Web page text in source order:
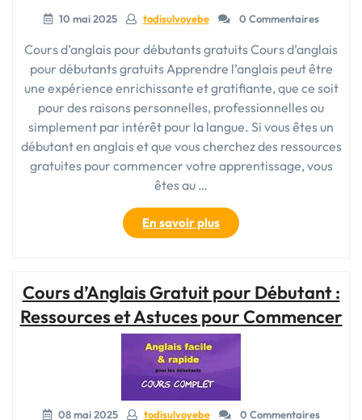
l’apprentissage »
10 mai 2025 todisulvoyebe 0 Commentaires
Cours d’anglais pour débutants gratuits Cours d’anglais
pour débutants gratuits Apprendre l’anglais peut être
une expérience enrichissante et gratifiante, que ce soit
pour des raisons personnelles, professionnelles ou
simplement par intérêt pour la langue. Si vous êtes un
débutant en anglais et que vous cherchez des ressources
gratuites pour commencer votre apprentissage, vous
êtes au …
En savoir plus« Cours
d’anglais
:
Ressources
gratuites
Cours d’Anglais Gratuit pour Débutant :
Ressources et Astuces pour Commencer
08 mai 2025 todisulvoyebe 0 Commentaires